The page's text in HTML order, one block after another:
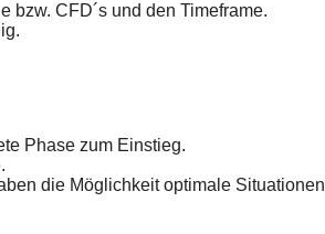
bzw. CFD´s und den Timeframe.
Phase zum Einstieg.
die Möglichkeit optimale Situationen